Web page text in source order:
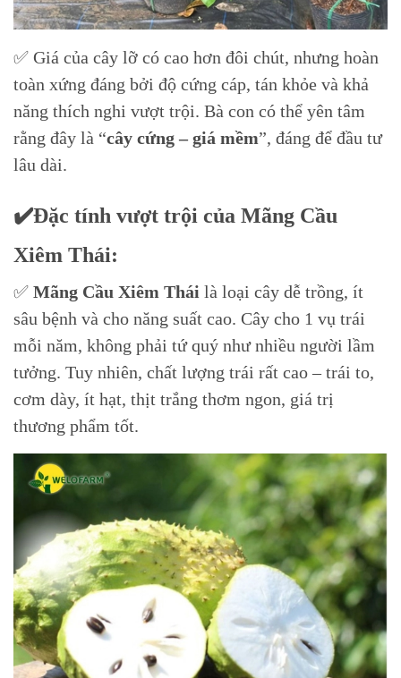
✅ Giá của cây lỡ có cao hơn đôi chút, nhưng hoàn
toàn xứng đáng bởi độ cứng cáp, tán khỏe và khả
năng thích nghi vượt trội. Bà con có thể yên tâm
rằng đây là “cây cứng – giá mềm”, đáng để đầu tư
lâu dài.
✔️Đặc tính vượt trội của Mãng Cầu
Xiêm Thái:
✅ Mãng Cầu Xiêm Thái là loại cây dễ trồng, ít
sâu bệnh và cho năng suất cao. Cây cho 1 vụ trái
mỗi năm, không phải tứ quý như nhiều người lầm
tưởng. Tuy nhiên, chất lượng trái rất cao – trái to,
cơm dày, ít hạt, thịt trắng thơm ngon, giá trị
thương phẩm tốt.